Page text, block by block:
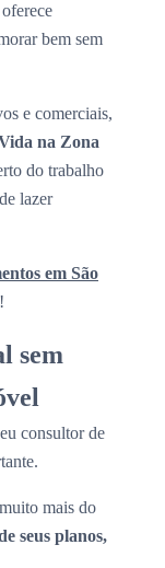
bem sem
e comerciais,
na Zona
do trabalho
lazer
em São
sem
consultor de
mais do
seus planos,